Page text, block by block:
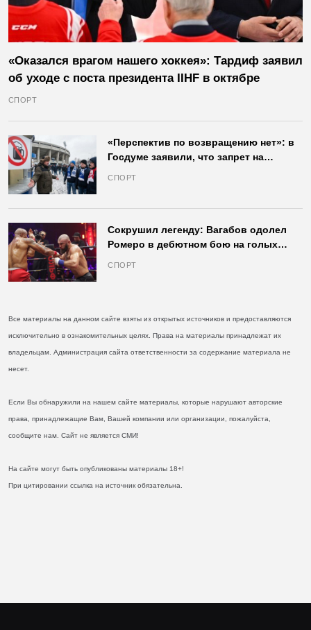
«Оказался врагом нашего хоккея»: Тардиф заявил
об уходе с поста президента IIHF в октябре
СПОРТ
«Перспектив по возвращению нет»: в
Госдуме заявили, что запрет на
СПОРТ
Сокрушил легенду: Вагабов одолел
Ромеро в дебютном бою на голых
СПОРТ
Все материалы на данном сайте взяты из открытых источников и предоставляются
исключительно в ознакомительных целях. Права на материалы принадлежат их
владельцам. Администрация сайта ответственности за содержание материала не
несет.
Если Вы обнаружили на нашем сайте материалы, которые нарушают авторские
права, принадлежащие Вам, Вашей компании или организации, пожалуйста,
сообщите нам. Сайт не является СМИ!
На сайте могут быть опубликованы материалы 18+!
При цитировании ссылка на источник обязательна.